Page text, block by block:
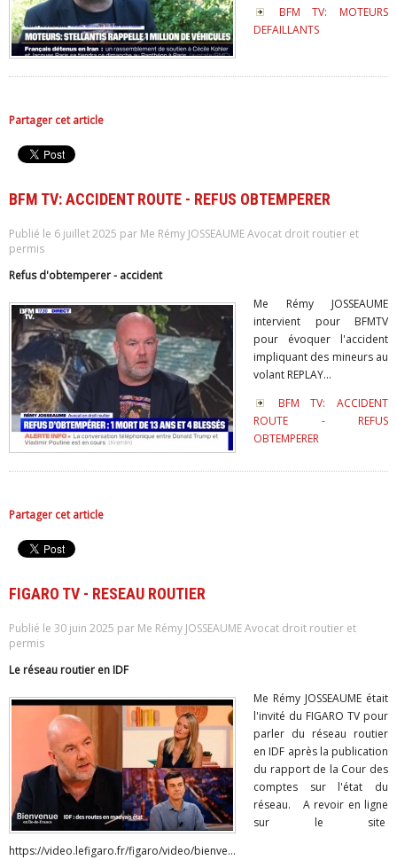
BFM TV: MOTEURS
DEFAILLANTS
Partager cet article
BFM TV: ACCIDENT ROUTE - REFUS OBTEMPERER
Publié le 6 juillet 2025 par Me Rémy JOSSEAUME Avocat droit routier et
permis
Refus d'obtemperer - accident
Me Rémy JOSSEAUME
intervient pour BFMTV
pour évoquer l'accident
impliquant des mineurs au
volant REPLAY...
BFM TV: ACCIDENT
ROUTE - REFUS
OBTEMPERER
Partager cet article
FIGARO TV - RESEAU ROUTIER
Publié le 30 juin 2025 par Me Rémy JOSSEAUME Avocat droit routier et
permis
Le réseau routier en IDF
Me Rémy JOSSEAUME était
l'invité du FIGARO TV pour
parler du réseau routier
en IDF après la publication
du rapport de la Cour des
comptes sur l'état du
réseau. A revoir en ligne
sur le site
https://video.lefigaro.fr/figaro/video/bienve...